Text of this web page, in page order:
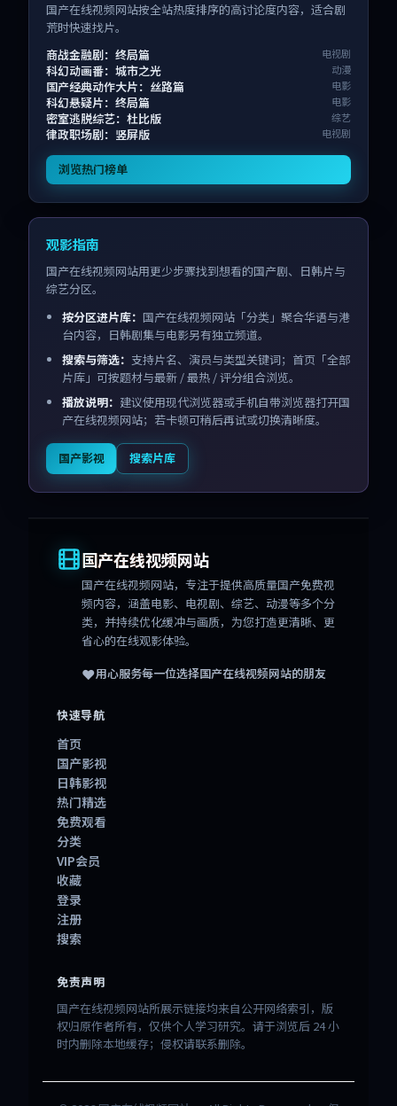
国产在线视频网站按全站热度排序的高讨论度内容，适合剧
荒时快速找片。
商战金融剧：终局篇
电视剧
科幻动画番：城市之光 动漫
国产经典动作大片：丝路篇 电影
科幻悬疑片：终局篇 电影
密室逃脱综艺：杜比版 综艺
律政职场剧：竖屏版 电视剧
浏览热门榜单
观影指南
国产在线视频网站用更少步骤找到想看的国产剧、日韩片与
综艺分区。
按分区进片库： 国产在线视频网站「分类」聚合华语与港
台内容，日韩剧集与电影另有独立频道。
搜索与筛选： 支持片名、演员与类型关键词；首页「全部
片库」可按题材与最新 / 最热 / 评分组合浏览。
播放说明： 建议使用现代浏览器或手机自带浏览器打开国
产在线视频网站；若卡顿可稍后再试或切换清晰度。
国产影视 搜索片库
国产在线视频网站
国产在线视频网站，专注于提供高质量国产免费视
频内容，涵盖电影、电视剧、综艺、动漫等多个分
类，并持续优化缓冲与画质，为您打造更清晰、更
省心的在线观影体验。
❤️用心服务每一位选择国产在线视频网站的朋友
快速导航
首页
国产影视
日韩影视
热门精选
免费观看
分类
VIP会员
收藏
登录
注册
搜索
免责声明
国产在线视频网站所展示链接均来自公开网络索引，版
权归原作者所有，仅供个人学习研究。请于浏览后 24 小
时内删除本地缓存；侵权请联系删除。